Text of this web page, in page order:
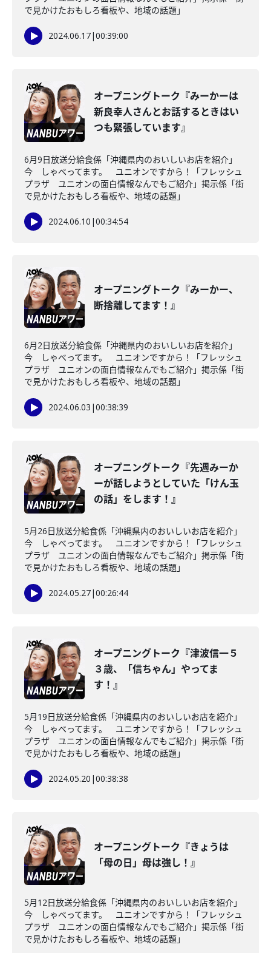
で見かけたおもしろ看板や、地域の話題」
2024.06.17|00:39:00
オープニングトーク『みーかーは
新良幸人さんとお話するときはい
つも緊張しています』
6月9日放送分給食係「沖縄県内のおいしいお店を紹介」
今 しゃべってます。 ユニオンですから！「フレッシュ
プラザ ユニオンの面白情報なんでもご紹介」掲示係「街
で見かけたおもしろ看板や、地域の話題」
2024.06.10 |00:34:54
オープニングトーク『みーかー、
断捨離してます！』
6月2日放送分給食係「沖縄県内のおいしいお店を紹介」
今 しゃべってます。 ユニオンですから！「フレッシュ
プラザ ユニオンの面白情報なんでもご紹介」掲示係「街
で見かけたおもしろ看板や、地域の話題」
2024.06.03 |00:38:39
オープニングトーク『先週みーか
ーが話しようとしていた「けん玉
の話」をします！』
5月26日放送分給食係「沖縄県内のおいしいお店を紹介」
今 しゃべってます。 ユニオンですから！「フレッシュ
プラザ ユニオンの面白情報なんでもご紹介」掲示係「街
で見かけたおもしろ看板や、地域の話題」
2024.05.27|00:26:44
オープニングトーク『津波信一５
３歳、「信ちゃん」やってま
す！』
5月19日放送分給食係「沖縄県内のおいしいお店を紹介」
今 しゃべってます。 ユニオンですから！「フレッシュ
プラザ ユニオンの面白情報なんでもご紹介」掲示係「街
で見かけたおもしろ看板や、地域の話題」
2024.05.20 |00:38:38
オープニングトーク『きょうは
「母の日」母は強し！』
5月12日放送分給食係「沖縄県内のおいしいお店を紹介」
今 しゃべってます。 ユニオンですから！「フレッシュ
プラザ ユニオンの面白情報なんでもご紹介」掲示係「街
で見かけたおもしろ看板や、地域の話題」